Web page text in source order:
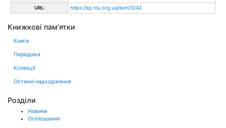
URL: https://kp.nlu.org.ua/item/3242
Книжкові пам’ятки
Книги
Періодика
Колекції
Останні надходження
Розділи
Новини
Оголошення